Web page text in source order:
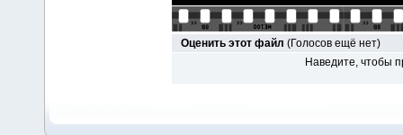
Оценить этот файл (Голосов ещё нет)
Наведите, чтобы